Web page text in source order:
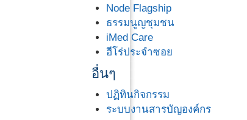
Node Flagship
ธรรมนูญชุมชน
iMed Care
ฮีโร่ประจำซอย
อื่นๆ
ปฏิทินกิจกรรม
ระบบงานสารบัญองค์กร